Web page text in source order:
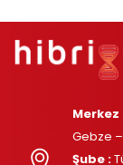
Merkez
Gebze –
Şube :